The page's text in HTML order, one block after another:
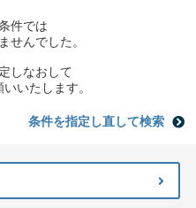
件では
せんでした。
しなおして
いたします。
条件を指定し直して検索